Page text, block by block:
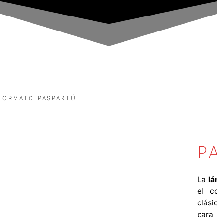
PASPARTÚ
La
el